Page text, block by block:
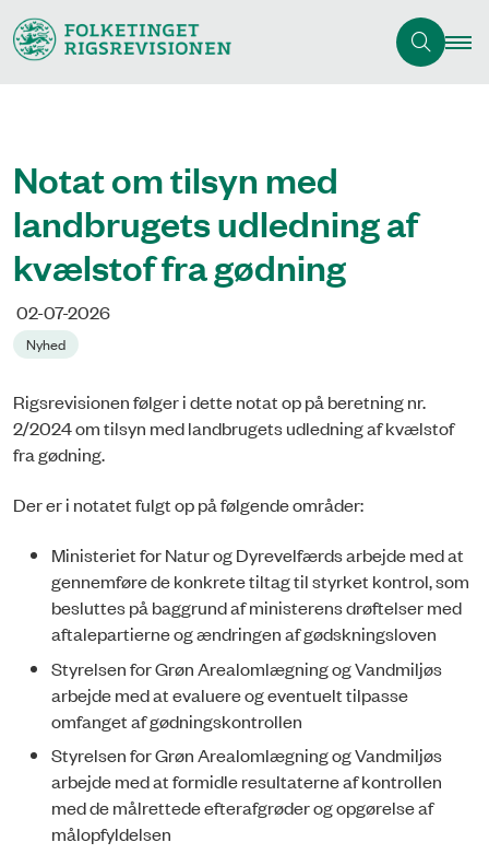
Notat om tilsyn med
landbrugets udledning af
kvælstof fra gødning
02-07-2026
Nyhed
Rigsrevisionen følger i dette notat op på beretning nr.
2/2024 om tilsyn med landbrugets udledning af kvælstof
fra gødning.
Der er i notatet fulgt op på følgende områder:
Ministeriet for Natur og Dyrevelfærds arbejde med at
gennemføre de konkrete tiltag til styrket kontrol, som
besluttes på baggrund af ministerens drøftelser med
aftalepartierne og ændringen af gødskningsloven
Styrelsen for Grøn Arealomlægning og Vandmiljøs
arbejde med at evaluere og eventuelt tilpasse
omfanget af gødningskontrollen
Styrelsen for Grøn Arealomlægning og Vandmiljøs
arbejde med at formidle resultaterne af kontrollen
med de målrettede efterafgrøder og opgørelse af
målopfyldelsen